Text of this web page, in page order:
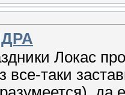
Локас
все-таки